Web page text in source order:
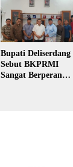
Bupati Deliserdang
Sebut BKPRMI
Sangat Berperan